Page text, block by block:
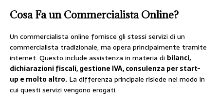
Cosa Fa un Commercialista Online?
Un commercialista online fornisce gli stessi servizi di un
commercialista tradizionale, ma opera principalmente tramite
internet. Questo include assistenza in materia di bilanci,
dichiarazioni fiscali, gestione IVA, consulenza per start-
up e molto altro. La differenza principale risiede nel modo in
cui questi servizi vengono erogati.